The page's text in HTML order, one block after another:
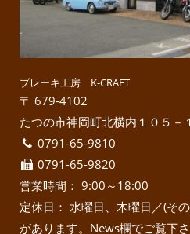
ブレーキ工房 K-CRAFT
〒 679-4102
たつの市神岡町北横内１０５－
0791-65-9810
0791-65-9820
営業時間： 9:00～18:00
定休日： 水曜日、木曜日／(そ
があります。News欄でご覧下さ